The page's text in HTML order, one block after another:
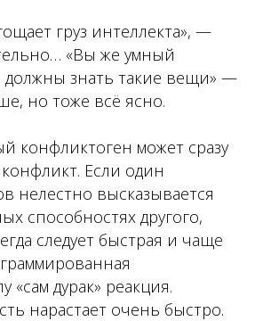
груз интеллекта», —
«Вы же умный
должны знать такие вещи» —
но тоже всё ясно.
конфликтоген может сразу
Если один
нелестно высказывается
способностях другого,
следует быстрая и чаще
«сам дурак» реакция.
нарастает очень быстро.